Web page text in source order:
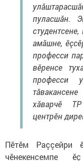
пуласшăн.
амăшне,
професси
вӗренсе
професси
хăварчӗ
центрӗн
Пӗтӗм Раççейри
чӗнекенсемпе